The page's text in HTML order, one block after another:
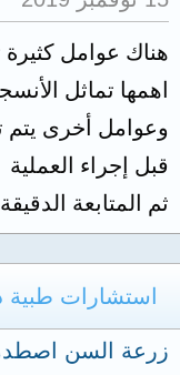
هناك عوامل
اهمها تماثل
وعوامل أخرى يتم
قبل إجراء العملية
ثم المتابعة
استشارات
زرعة السن